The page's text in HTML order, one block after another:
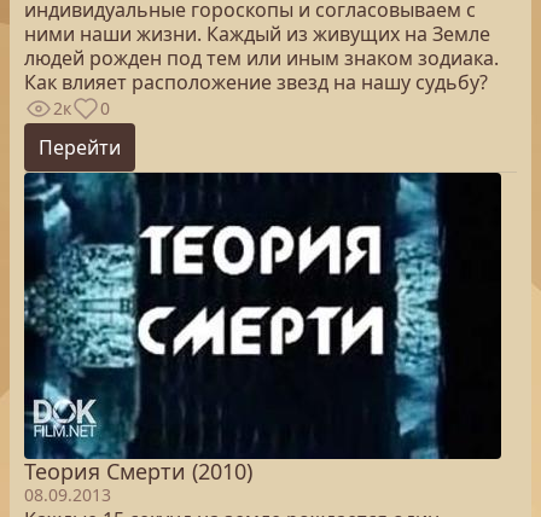
индивидуальные гороскопы и согласовываем с
ними наши жизни. Каждый из живущих на Земле
людей рожден под тем или иным знаком зодиака.
Как влияет расположение звезд на нашу судьбу?
2к 0
Перейти
Теория Смерти (2010)
08.09.2013